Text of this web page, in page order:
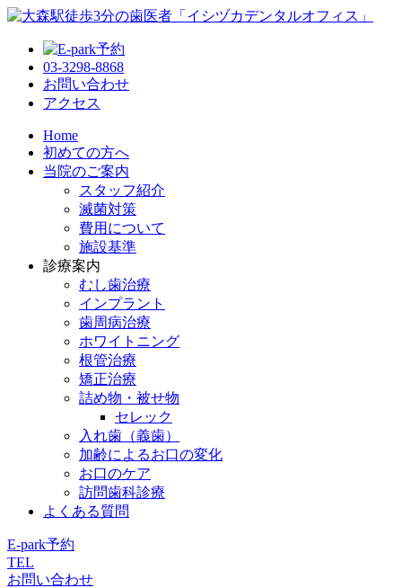
03-3298-8868
お問い合わせ
アクセス
Home
初めての方へ
当院のご案内
スタッフ紹介
滅菌対策
費用について
施設基準
診療案内
むし歯治療
インプラント
歯周病治療
ホワイトニング
根管治療
矯正治療
詰め物・被せ物
セレック
入れ歯（義歯）
加齢によるお口の変化
お口のケア
訪問歯科診療
よくある質問
E-park予約
TEL
お問い合わせ